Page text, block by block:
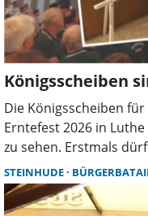
Königsscheiben
Die Königsscheiben
Erntefest 2026 in
zu sehen. Erstmals
Jahren am
für das
August.
STEINHUDE